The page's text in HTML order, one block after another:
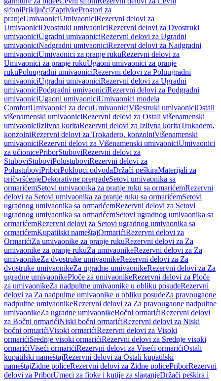
sifoniPriključciZaptivkeProstori za
pranjeUmivaoniciUmivaoniciRezervni delovi za
UmivaoniciDvostruki umivaoniciRezervni delovi za Dvostruki
umivaoniciUgradni umivaoniciRezervni delovi za Ugradni
umivaoniciNadgradni umivaoniciRezervni delovi za Nadgradni
umivaoniciUmivaonici za pranje rukuRezervni delovi za
Umivaonici za pranje rukuUgaoni umivaonici za pranje
rukuPoluugradni umivaoniciRezervni delovi za Poluugradni
umivaoniciUgradni umivaoniciRezervni delovi za Ugradni
umivaoniciPodgradni umivaoniciRezervni delovi za Podgradni
umivaoniciUgaoni umivaoniciUmivaonici modela
ComfortUmivaonici za decuUmivaoniciVišestruki umivaoniciOstali
višenamenski umivaoniciRezervni delovi za Ostali višenamenski
umivaoniciIzlivna koritaRezervni delovi za Izlivna koritaTrokadero,
konzolniRezervni delovi za Trokadero, konzolniVišenamenski
umivaoniciRezervni delovi za Višenamenski umivaoniciUmivaonici
za učionicePriborStuboviRezervni delovi za
StuboviStuboviPolustuboviRezervni delovi za
PolustuboviPriborPoklopci odvodaDržači peškiraMaterijali za
pričvršćenjeDekorativne pregradeSetovi umivaonika sa
ormarićemSetovi umivaonika za pranje ruku sa ormarićemRezervni
delovi za Setovi umivaonika za pranje ruku sa ormarićemSetovi
ugradnog umivaonika sa ormarićemRezervni delovi za Setovi
ugradnog umivaonika sa ormarićemSetovi ugradnog umivaonika sa
ormarićemRezervni delovi za Setovi ugradnog umivaonika sa
ormarićemKupatilski nameštajOrmarićiRezervni delovi za
OrmarićiZa umivaonike za pranje rukuRezervni delovi za Za
umivaonike za pranje rukuZa umivaonikeRezervni delovi za Za
umivaonikeZa dvostruke umivaonikeRezervni delovi za Za
dvostruke umivaonikeZa ugradne umivaonikeRezervni delovi za Za
ugradne umivaonikePloče za umivaonikeRezervni delovi za Ploče
za umivaonikeZa nadpultne umivaonike u obliku posudeRezervni
delovi za Za nadpultne umivaonike u obliku posudeZa pravougaone
nadpultne umivaonikeRezervni delovi za Za pravougaone nadpultne
umivaonikeZa ugradne umivaonikeBočni ormarićiRezervni delovi
za Bočni ormarićiNiski bočni ormarićiRezervni delovi za Niski
bočni ormarićiVisoki ormarićiRezervni delovi za Visoki
ormarićiSrednje visoki ormarićiRezervni delovi za Srednje visoki
ormarićiViseći ormarićiRezervni delovi za Viseći ormarićiOstali
kupatilski nameštajRezervni delovi za Ostali kupatilski
nameštajZidne policeRezervni delovi za Zidne policePriborRezervni
delovi za PriborUmeci za fioke i kutije za slaganjeDržači peškira i